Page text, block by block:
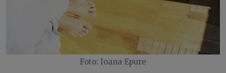
Foto: Ioana Epure